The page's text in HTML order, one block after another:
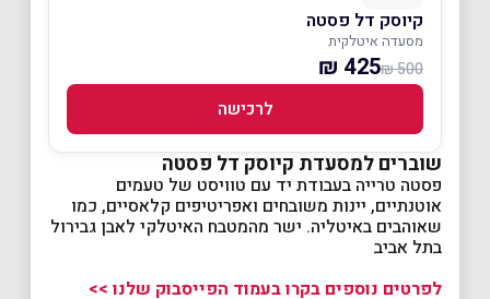
קיוסק דל פסטה
מסעדה איטלקית
500 ₪
425 ₪
לרכישה
שוברים למסעדת קיוסק דל פסטה
פסטה טרייה בעבודת יד עם טוויסט של טעמים
אוטנתיים, יינות משובחים ואפריטיפים קלאסיים, כמו
שאוהבים באיטליה. ישר מהמטבח האיטלקי לאבן גבירול
בתל אביב
לפרטים נוספים בקרו בעמוד הפייסבוק שלנו >>